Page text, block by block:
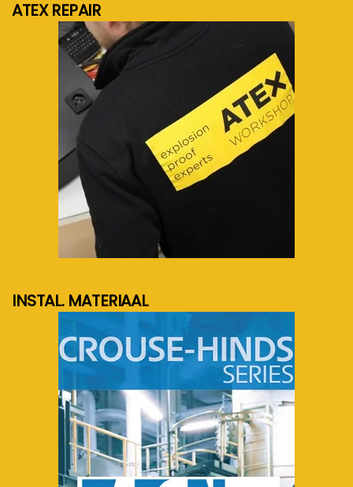
ATEX REPAIR
meer info...
INSTAL. MATERIAAL